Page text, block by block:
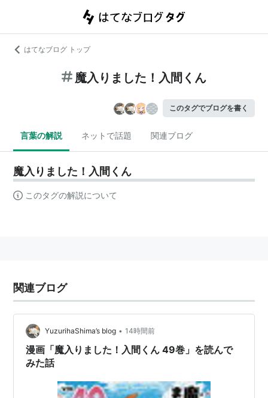
はてなブログ トップ
魔入りました！入間くん
このタグでブログを書く
言葉の解説 ネットで話題 関連ブログ
魔入りました！入間くん
このタグの解説について
関連ブログ
YuzurihaShima’s blog • 14時間前
漫画「魔入りました！入間くん 49巻」を読んで
みた話